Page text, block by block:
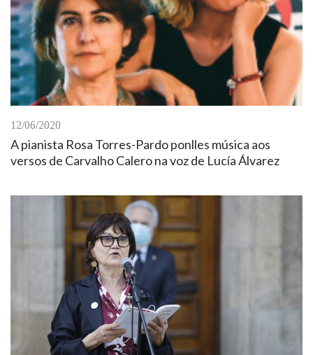
12/06/2020
A pianista Rosa Torres-Pardo ponlles música aos
versos de Carvalho Calero na voz de Lucía Álvarez